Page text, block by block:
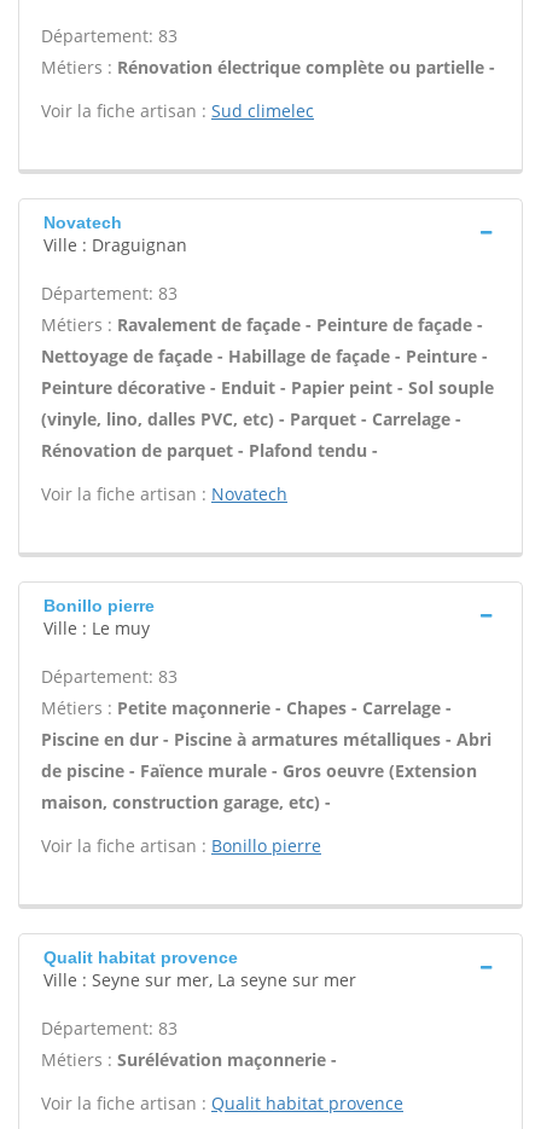
Département: 83
Métiers : Rénovation électrique complète ou partielle -
Voir la fiche artisan : Sud climelec
Novatech
Ville : Draguignan
Département: 83
Métiers : Ravalement de façade - Peinture de façade -
Nettoyage de façade - Habillage de façade - Peinture -
Peinture décorative - Enduit - Papier peint - Sol souple
(vinyle, lino, dalles PVC, etc) - Parquet - Carrelage -
Rénovation de parquet - Plafond tendu -
Voir la fiche artisan : Novatech
Bonillo pierre
Ville : Le muy
Département: 83
Métiers : Petite maçonnerie - Chapes - Carrelage -
Piscine en dur - Piscine à armatures métalliques - Abri
de piscine - Faïence murale - Gros oeuvre (Extension
maison, construction garage, etc) -
Voir la fiche artisan : Bonillo pierre
Qualit habitat provence
Ville : Seyne sur mer, La seyne sur mer
Département: 83
Métiers : Surélévation maçonnerie -
Voir la fiche artisan : Qualit habitat provence